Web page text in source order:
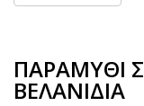
ΠΑΡΑΜΥΘΙ
ΒΕΛΑΝΙΔΙΑ